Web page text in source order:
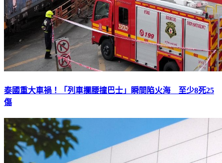
泰國重大車禍！「列車攔腰撞巴士」瞬間陷火海 至少8死25